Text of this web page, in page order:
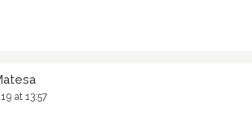
at 13:57